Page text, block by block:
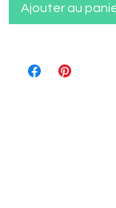
Ajouter au